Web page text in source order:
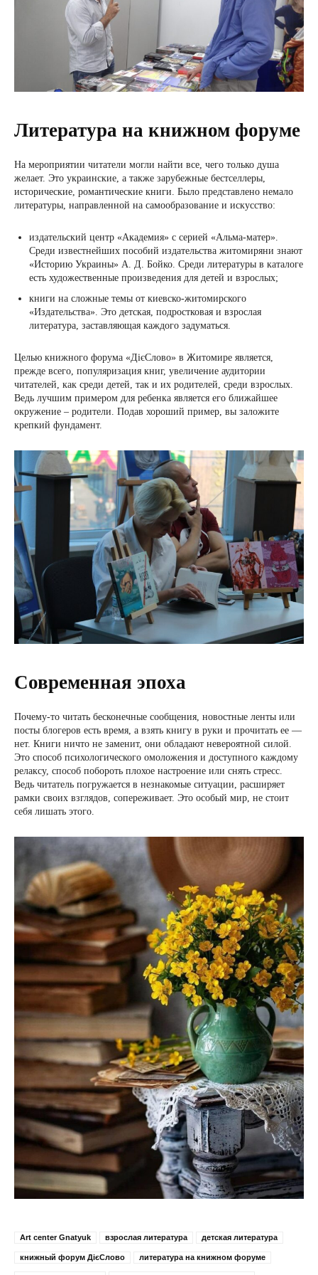
Литература на книжном форуме
На мероприятии читатели могли найти все, чего только душа
желает. Это украинские, а также зарубежные бестселлеры,
исторические, романтические книги. Было представлено немало
литературы, направленной на самообразование и искусство:
издательский центр «Академия» с серией «Альма-матер».
Среди известнейших пособий издательства житомиряни знают
«Историю Украины» А. Д. Бойко. Среди литературы в каталоге
есть художественные произведения для детей и взрослых;
книги на сложные темы от киевско-житомирского
«Издательства». Это детская, подростковая и взрослая
литература, заставляющая каждого задуматься.
Целью книжного форума «ДієСлово» в Житомире является,
прежде всего, популяризация книг, увеличение аудитории
читателей, как среди детей, так и их родителей, среди взрослых.
Ведь лучшим примером для ребенка является его ближайшее
окружение – родители. Подав хороший пример, вы заложите
крепкий фундамент.
Современная эпоха
Почему-то читать бесконечные сообщения, новостные ленты или
посты блогеров есть время, а взять книгу в руки и прочитать ее —
нет. Книги ничто не заменит, они обладают невероятной силой.
Это способ психологического омоложения и доступного каждому
релаксу, способ побороть плохое настроение или снять стресс.
Ведь читатель погружается в незнакомые ситуации, расширяет
рамки своих взглядов, сопереживает. Это особый мир, не стоит
себя лишать этого.
Art center Gnatyuk взрослая литература детская литература
книжный форум ДієСлово литература на книжном форуме